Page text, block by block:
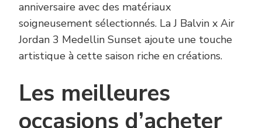
anniversaire avec des matériaux
soigneusement sélectionnés. La J Balvin x Air
Jordan 3 Medellin Sunset ajoute une touche
artistique à cette saison riche en créations.
Les meilleures
occasions d’acheter